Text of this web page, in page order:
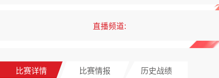
直播频道:
比赛详情 比赛情报 历史战绩